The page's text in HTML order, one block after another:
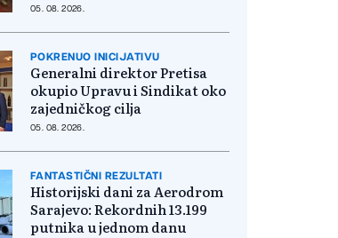
05. 08. 2026.
POKRENUO INICIJATIVU
Generalni direktor Pretisa
okupio Upravu i Sindikat oko
zajedničkog cilja
05. 08. 2026.
FANTASTIČNI REZULTATI
Historijski dani za Aerodrom
Sarajevo: Rekordnih 13.199
putnika u jednom danu